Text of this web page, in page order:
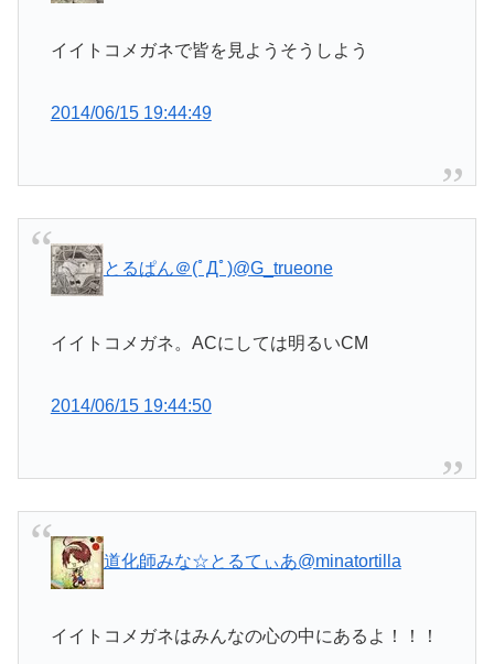
イイトコメガネで皆を見ようそうしよう
2014/06/15 19:44:49
とるぱん＠(ﾟДﾟ)@G_trueone
イイトコメガネ。ACにしては明るいCM
2014/06/15 19:44:50
道化師みな☆とるてぃあ@minatortilla
イイトコメガネはみんなの心の中にあるよ！！！